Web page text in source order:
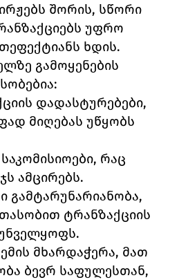
შორის, სწორი
უფრო
ხდის.
გამოყენების
დადასტურებები,
მიღებას უწყობს
რაც
ამცირებს.
გამტარუნარიანობა,
ტრანზაქციის
მხარდაჭერა, მათ
ბევრ საფულესთან,